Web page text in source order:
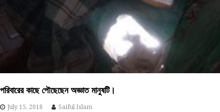
পরিবারের কাছে পৌছেছেন অজ্ঞাত মানুষটি।
July 15, 2018 Saiful Islam